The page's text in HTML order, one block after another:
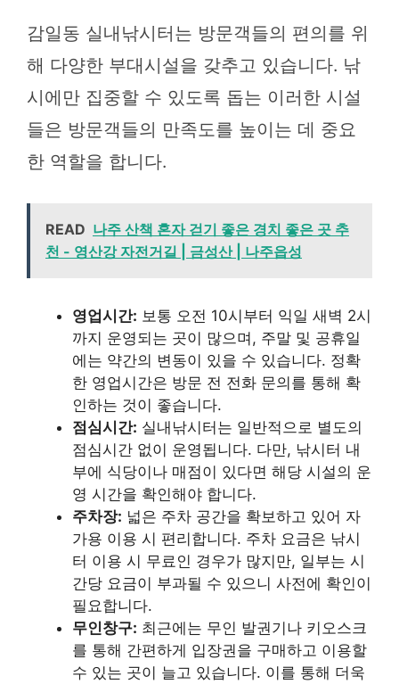
감일동 실내낚시터는 방문객들의 편의를 위
해 다양한 부대시설을 갖추고 있습니다. 낚
시에만 집중할 수 있도록 돕는 이러한 시설
들은 방문객들의 만족도를 높이는 데 중요
한 역할을 합니다.
READ 나주 산책 혼자 걷기 좋은 경치 좋은 곳 추
천 - 영산강 자전거길 | 금성산 | 나주읍성
영업시간: 보통 오전 10시부터 익일 새벽 2시
까지 운영되는 곳이 많으며, 주말 및 공휴일
에는 약간의 변동이 있을 수 있습니다. 정확
한 영업시간은 방문 전 전화 문의를 통해 확
인하는 것이 좋습니다.
점심시간: 실내낚시터는 일반적으로 별도의
점심시간 없이 운영됩니다. 다만, 낚시터 내
부에 식당이나 매점이 있다면 해당 시설의 운
영 시간을 확인해야 합니다.
주차장: 넓은 주차 공간을 확보하고 있어 자
가용 이용 시 편리합니다. 주차 요금은 낚시
터 이용 시 무료인 경우가 많지만, 일부는 시
간당 요금이 부과될 수 있으니 사전에 확인이
필요합니다.
무인창구: 최근에는 무인 발권기나 키오스크
를 통해 간편하게 입장권을 구매하고 이용할
수 있는 곳이 늘고 있습니다. 이를 통해 더욱